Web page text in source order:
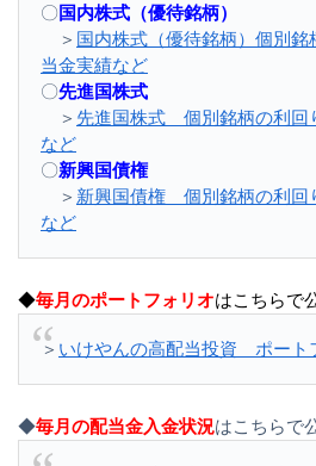
〇国内株式（優待銘柄）
＞ 国内株式（優待銘柄）個別
当金実績など
〇先進国株式
＞ 先進国株式 個別銘柄の利回
など
〇新興国債権
＞ 新興国債権 個別銘柄の利回
など
◆毎月のポートフォリオはこちらで
＞ いけやんの高配当投資 ポート
◆毎月の配当金入金状況はこちらで